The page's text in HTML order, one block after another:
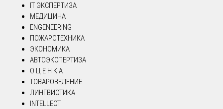
IT ЭКСПЕРТИЗА
МЕДИЦИНА
ENGENEERING
ПОЖАРОТЕХНИКА
ЭКОНОМИКА
АВТОЭКСПЕРТИЗА
О Ц Е Н К А
ТОВАРОВЕДЕНИЕ
ЛИНГВИСТИКА
INTELLECT